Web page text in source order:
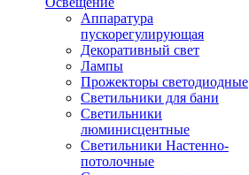
Аппаратура
пускорегулирующая
Декоративный свет
Лампы
Прожекторы светодиодные
Светильники для бани
Светильники
люминисцентные
Светильники Настенно-
потолочные